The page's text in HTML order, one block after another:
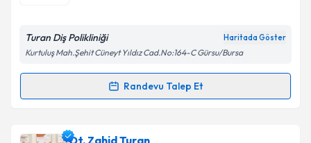
Kişisel verilerimin işlenmesine ilişkin
Metni'ni okudum ve kişisel verilerimin belirtilen
Turan Diş Polikliniği Haritada Göster
Kurtuluş Mah.Şehit Cüneyt Yıldız Cad.No:164-C Gürsu/Bursa
Randevu Talep Et
Randevu Takvimi Talebi
Uzm. Dt. Yavuz Albayrak
Dt. Zahid Turan